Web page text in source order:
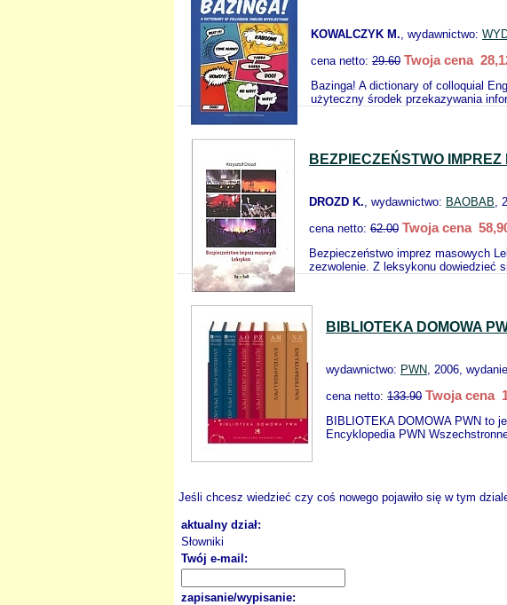
KOWALCZYK M., wydawnictwo:
cena netto: 29.60 Twoja cena
Bazinga! A dictionary of colloquial
użyteczny środek przekazywania
BEZPIECZEŃSTWO
DROZD K., wydawnictwo: BAOBAB,
cena netto: 62.00 Twoja cena
Bezpieczeństwo imprez masowych
zezwolenie. Z leksykonu dowiedzieć
BIBLIOTEKA DOMOWA
wydawnictwo: PWN, 2006, wydanie
cena netto: 133.90 Twoja cena
BIBLIOTEKA DOMOWA PWN to
Encyklopedia PWN
Jeśli chcesz wiedzieć czy coś nowego pojawiło się w tym
aktualny dział:
Słowniki
Twój e-mail:
zapisanie/wypisanie: